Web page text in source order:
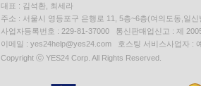
대표 : 김석환, 최세라
주소 : 서울시 영등포구 은행로 11, 5층~6층(여의도동,일신
사업자등록번호 : 229-81-37000 통신판매업신고 : 제
이메일 : yes24help@yes24.com 호스팅 서비스사업자 :
Copyright ⓒ YES24 Corp. All Rights Reserved.